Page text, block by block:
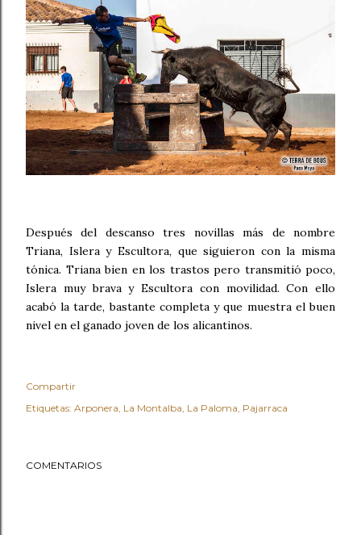
Después del descanso tres novillas más de nombre
Triana, Islera y Escultora, que siguieron con la misma
tónica. Triana bien en los trastos pero transmitió poco,
Islera muy brava y Escultora con movilidad. Con ello
acabó la tarde, bastante completa y que muestra el buen
nivel en el ganado joven de los alicantinos.
Compartir
Etiquetas: Arponera La Montalba La Paloma Pajarraca
COMENTARIOS